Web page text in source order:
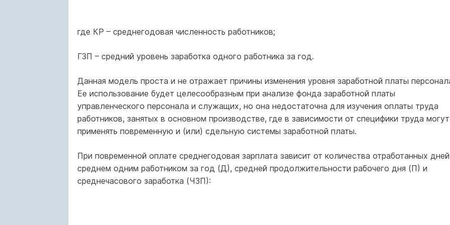
где КР – среднегодовая численность работников;
ГЗП – средний уровень заработка одного работника за год.
Данная модель проста и не отражает причины изменения уровня заработной платы
Ее использование будет целесообразным при анализе фонда заработной платы
управленческого персонала и служащих, но она недостаточна для изучения оплаты труда
работников, занятых в основном производстве, где в зависимости от специфики труда могут
применять повременную и (или) сдельную системы заработной платы.
При повременной оплате среднегодовая зарплата зависит от количества отработанных
среднем одним работником за год (Д), средней продолжительности рабочего дня (П) и
среднечасового заработка (ЧЗП):